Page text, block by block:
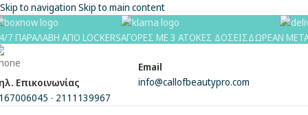
Skip to navigation Skip to main content
7 ΠΑΡΑΛΑΒΗ ΑΠΟ LOCKERSΑΓΟΡΕΣ ΜΕ 3 ΑΤΟΚΕΣ ΔΟΣΕΙΣΔΩΡΕΑΝ
Επικοινωνίας
- 2111139967
Email
info@callofbeautypro.com